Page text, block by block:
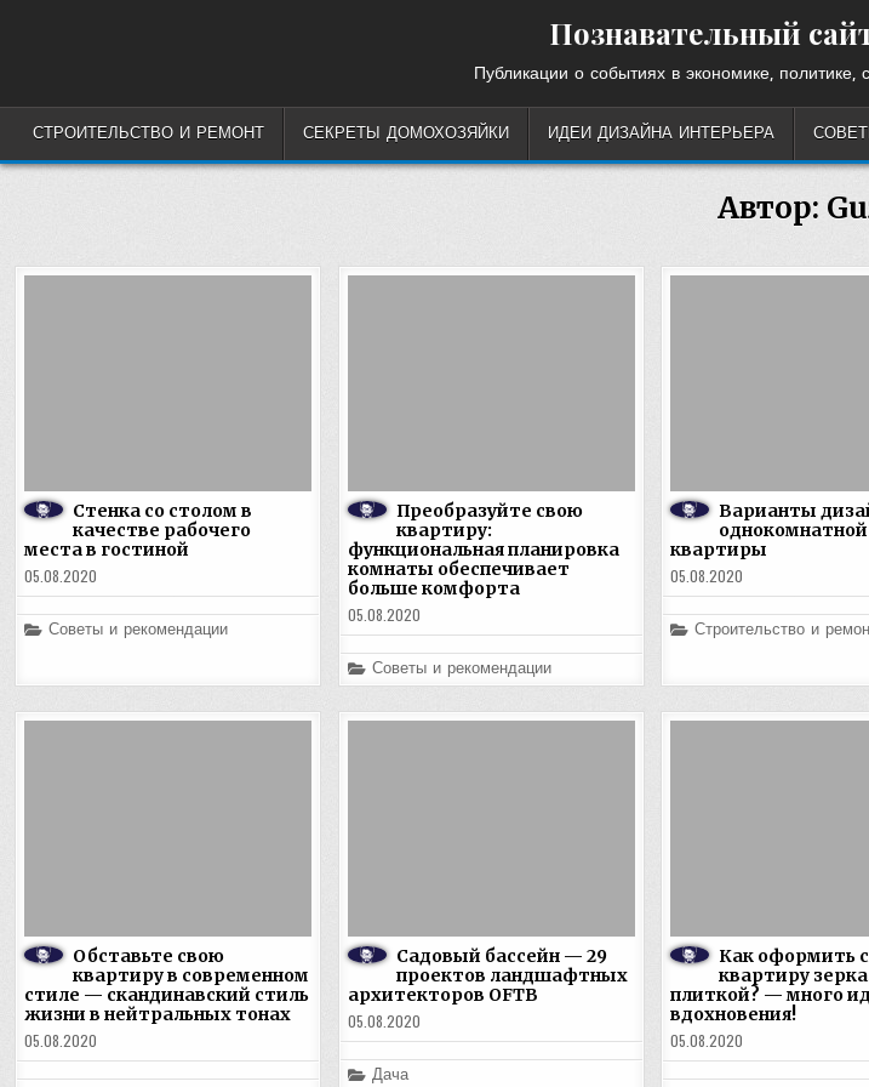
Познавательный
Публикации о событиях в экономике, политике,
СТРОИТЕЛЬСТВО И РЕМОНТ СЕКРЕТЫ ДОМОХОЗЯЙКИ ИДЕИ ДИЗАЙНА ИНТЕРЬЕРА
Автор:
Стенка со столом в
качестве рабочего
места в гостиной
05.08.2020
Posted
Советы и рекомендации
Преобразуйте свою
квартиру:
функциональная планировка
комнаты обеспечивает
больше комфорта
05.08.2020
Posted
in
Советы и рекомендации
Варианты
однокомнатной
квартиры
05.08.2020
Posted
Строительство и
Обставьте свою
квартиру в современном
стиле — скандинавский стиль
жизни в нейтральных тонах
05.08.2020
Садовый бассейн — 29
проектов ландшафтных
архитекторов OFTB
05.08.2020
Posted
Дача
Как оформить
квартиру
плиткой? — много
вдохновения!
05.08.2020